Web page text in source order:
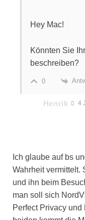
Hey Mac!
Könnten Sie
beschreiben?
0
Henrik 4
Ich glaube auf bs
Wahrheit vermittelt.
und ihn beim
man soll sich
Perfect Privacy